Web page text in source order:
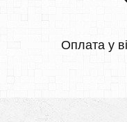
Оплата у